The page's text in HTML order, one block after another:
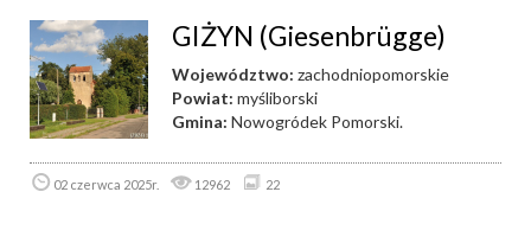
GIŻYN (Giesenbrügge)
Województwo: zachodniopomorskie
Powiat: myśliborski
Gmina: Nowogródek Pomorski.
02 czerwca 2025r. 12962 22